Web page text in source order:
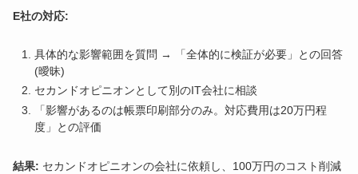
E社の対応:
具体的な影響範囲を質問 → 「全体的に検証が必要」との回答
(曖昧)
セカンドオピニオンとして別のIT会社に相談
「影響があるのは帳票印刷部分のみ。対応費用は20万円程
度」との評価
結果: セカンドオピニオンの会社に依頼し、100万円のコスト削減